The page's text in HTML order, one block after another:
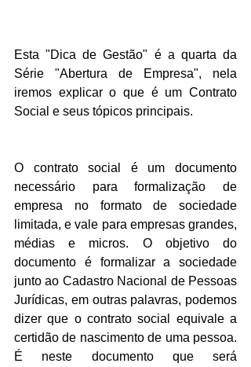
Esta "Dica de Gestão" é a quarta da
Série "Abertura de Empresa", nela
iremos explicar o que é um Contrato
Social e seus tópicos principais.
O contrato social é um documento
necessário para formalização de
empresa no formato de sociedade
limitada, e vale para empresas grandes,
médias e micros. O objetivo do
documento é formalizar a sociedade
junto ao Cadastro Nacional de Pessoas
Jurídicas, em outras palavras, podemos
dizer que o contrato social equivale a
certidão de nascimento de uma pessoa.
É neste documento que será